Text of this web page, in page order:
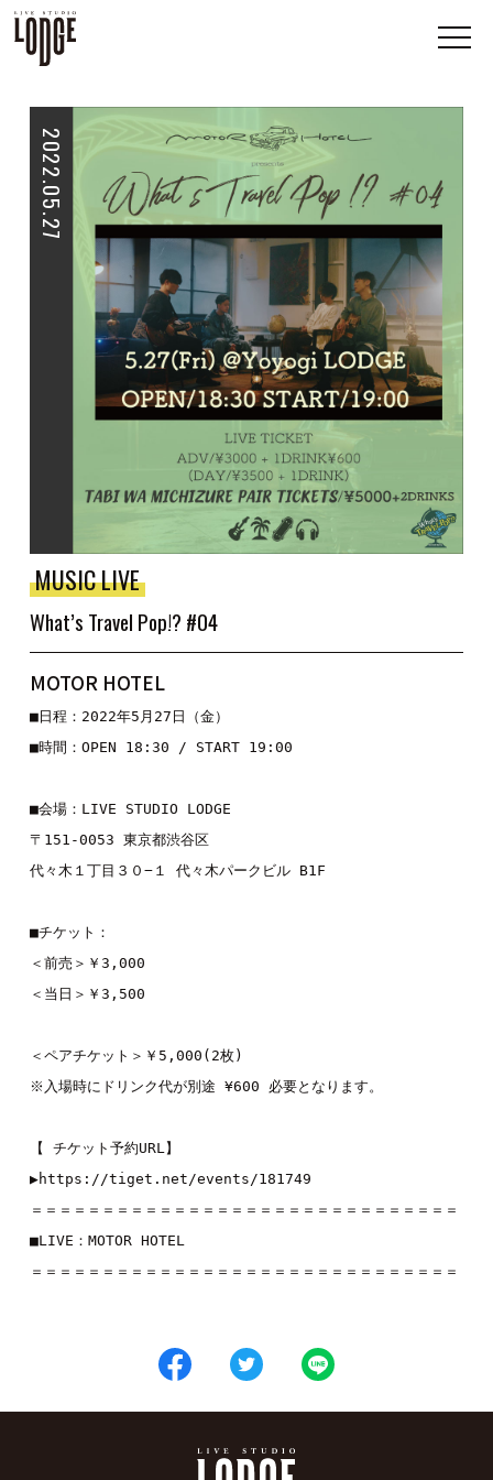
2022.05.27
MUSIC LIVE
What’s Travel Pop!? #04
MOTOR HOTEL
■日程：2022年5月27日（金）
■時間：OPEN 18:30 / START 19:00
■会場：LIVE STUDIO LODGE
〒151-0053 東京都渋谷区
代々木１丁目３０−１ 代々木パークビル B1F
■チケット：
＜前売＞￥3,000
＜当日＞￥3,500
＜ペアチケット＞￥5,000(2枚)
※入場時にドリンク代が別途 ¥600 必要となります。
【 チケット予約URL】
▶︎https://tiget.net/events/181749
＝＝＝＝＝＝＝＝＝＝＝＝＝＝＝＝＝＝＝＝＝＝＝＝＝＝＝＝＝＝
■LIVE： MOTOR HOTEL
＝＝＝＝＝＝＝＝＝＝＝＝＝＝＝＝＝＝＝＝＝＝＝＝＝＝＝＝＝＝